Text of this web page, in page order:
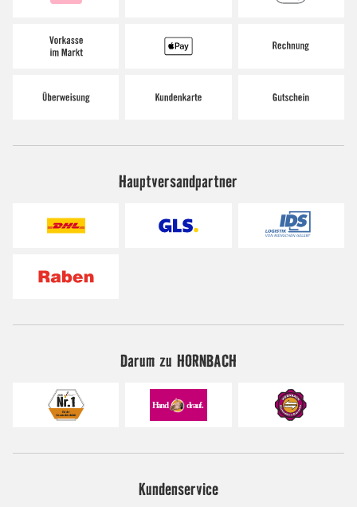
Hauptversandpartner
Darum zu HORNBACH
Kundenservice